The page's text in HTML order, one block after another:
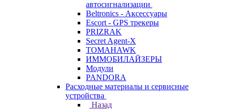
автосигнализации
Beltronics - Аксессуары
Escort - GPS трекеры
PRIZRAK
Secret Agent-X
TOMAHAWK
ИММОБИЛАЙЗЕРЫ
Модули
PANDORA
Расходные материалы и сервисные
устройства
Назад